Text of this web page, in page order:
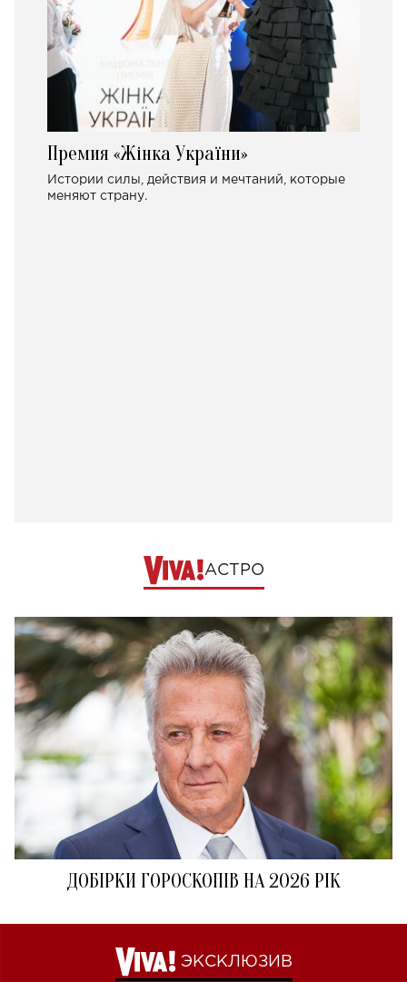
Премия «Жінка України»
Истории силы, действия и мечтаний, которые
меняют страну.
АСТРО
ДОБІРКИ ГОРОСКОПІВ НА 2026 РІК
ЭКСКЛЮЗИВ